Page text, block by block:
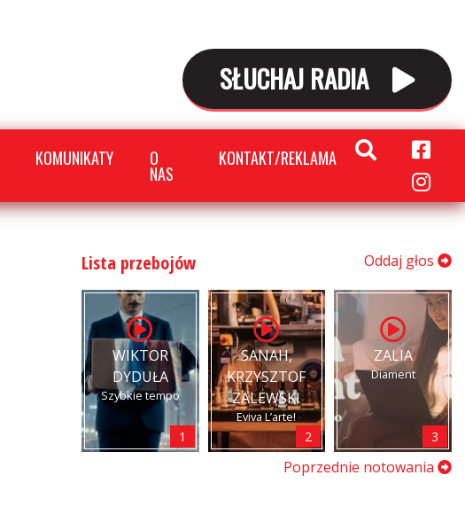
SŁUCHAJ RADIA
KOMUNIKATY O
NAS
KONTAKT/REKLAMA
Lista przebojów Oddaj głos
WIKTOR
DYDUŁA
Szybkie tempo
1
SANAH,
KRZYSZTOF
ZALEWSKI
Eviva L’arte!
2
ZALIA
Diament
3
Poprzednie notowania